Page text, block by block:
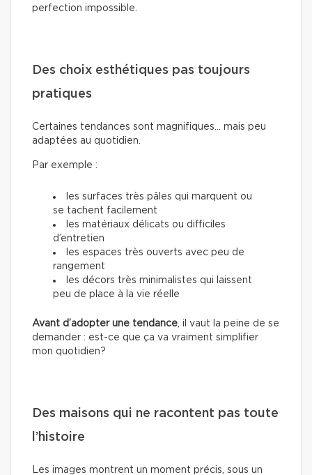
perfection impossible.
Des choix esthétiques pas toujours
pratiques
Certaines tendances sont magnifiques… mais peu
adaptées au quotidien.
Par exemple :
les surfaces très pâles qui marquent ou
se tachent facilement
les matériaux délicats ou difficiles
d’entretien
les espaces très ouverts avec peu de
rangement
les décors très minimalistes qui laissent
peu de place à la vie réelle
Avant d’adopter une tendance , il vaut la peine de se
demander : est-ce que ça va vraiment simplifier
mon quotidien?
Des maisons qui ne racontent pas toute
l’histoire
Les images montrent un moment précis, sous un